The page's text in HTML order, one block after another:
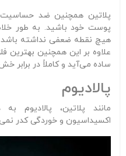
پلاتین همچنین ضد حساسیت
پوست خود باشید. به طور
هیچ نقطه ضعفی نداشته
علاوه بر این همچنین بهترین
ساده می‌آید و کاملاً در برابر
پالادیوم
مانند پلاتین، پالادیوم
اکسیداسیون و خوردگی کدر